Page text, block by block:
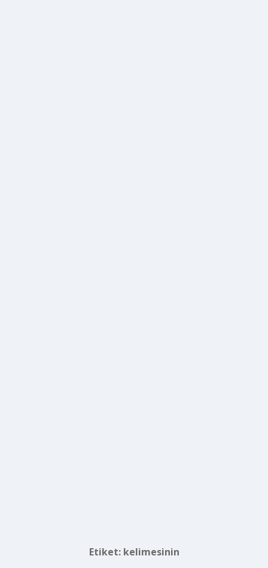
Etiket: kelimesinin